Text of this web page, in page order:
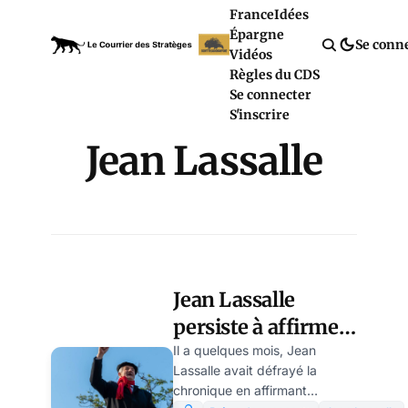
FranceIdées
Épargne
Vidéos
Règles du CDS
Se connecter
S'inscrire
Se
Jean Lassalle
Jean Lassalle
persiste à affirmer
que Macron n’est
pas vacciné
Il a quelques mois, Jean
Lassalle avait défrayé la
chronique en affirmant